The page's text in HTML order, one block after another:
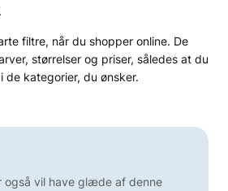
filtre, når du shopper online. De
størrelser og priser, således at du
de kategorier, du ønsker.
også vil have glæde af denne